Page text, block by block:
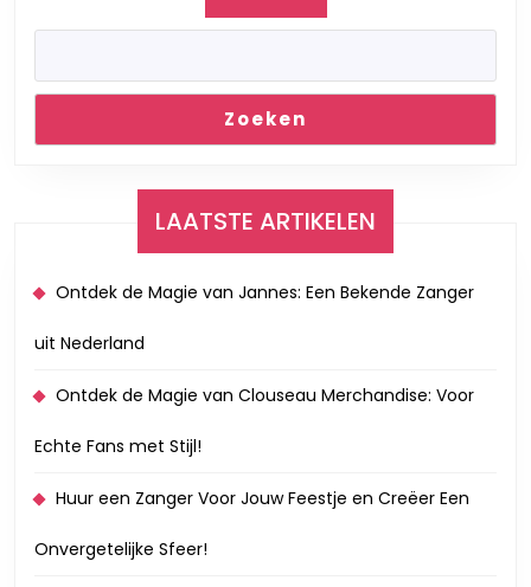
Zoeken
LAATSTE ARTIKELEN
Ontdek de Magie van Jannes: Een Bekende Zanger
uit Nederland
Ontdek de Magie van Clouseau Merchandise: Voor
Echte Fans met Stijl!
Huur een Zanger Voor Jouw Feestje en Creëer Een
Onvergetelijke Sfeer!